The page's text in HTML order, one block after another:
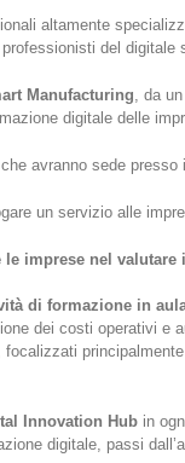
altamente
del digitale
Manufacturing , da
digitale delle
avranno sede
un servizio alle
le imprese nel
di formazione in
dei costi operativi e
, focalizzati
Innovation Hub in
digitale, passi